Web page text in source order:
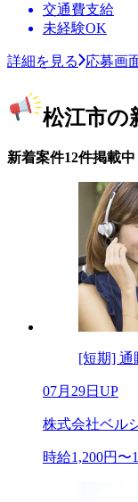
交通費支給
未経験OK
詳細を見る 応募画
松江市の
新着案件12件掲載中
[短期] 通
07月29日UP
株式会社ベル
時給1,200円〜